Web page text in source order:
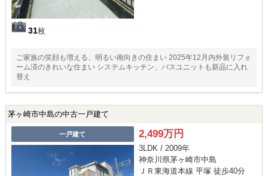
31枚
ご家族の笑顔も増える、明るい南向きの住まい 2025年12月内外装リフォ
ーム済のきれいな住まい システムキッチン、バスユニットも新品に入れ
替え
茅ヶ崎市中島の中古一戸建て
一戸建て 2,499万円
3LDK / 2009年
神奈川県茅ヶ崎市中島
ＪＲ東海道本線 平塚 徒歩40分